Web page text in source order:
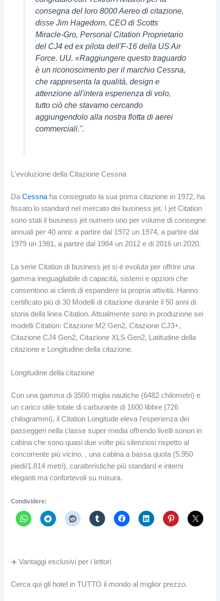
consegna del loro 8000 Aereo di citazione,
disse Jim Hagedorn, CEO di Scotts
Miracle-Gro, Personal Citation Proprietario
del CJ4 ed ex pilota dell'F-16 della US Air
Force. UU. «Raggiungere questo traguardo
è un riconoscimento per il marchio Cessna,
che rappresenta la qualità, design e
attenzione all'intera esperienza di volo,
tutto ciò che stavamo cercando
aggiungendolo alla nostra flotta di aerei
commerciali.".
L'evoluzione della Citazione Cessna
DaCessna ha consegnato la sua prima citazione in 1972, ha
fissato lo standard nel mercato dei business jet. I jet Citation
sono stati il ​​business jet numero uno per volume di consegne
annuali per 40 anni: a partire dal 1972 un 1974, a partire dal
1979 un 1981, a partire dal 1984 un 2012 e di 2016 un 2020.
La serie Citation di business jet si è evoluta per offrire una
gamma ineguagliabile di capacità, sistemi e opzioni che
consentono ai clienti di espandere la propria attività. Hanno
certificato più di 30 Modelli di citazione durante il 50 anni di
storia della linea Citation. Attualmente sono in produzione sei
modelli Citation: Citazione M2 Gen2, Citazione CJ3+,
Citazione CJ4 Gen2, Citazione XLS Gen2, Latitudine della
citazione e Longitudine della citazione.
Longitudine della citazione
Con una gamma di 3500 miglia nautiche (6482 chilometri) e
un carico utile totale di carburante di 1600 libbre (726
chilogrammi), il Citation Longitude eleva l'esperienza dei
passeggeri nella classe super media offrendo livelli sonori in
cabina che sono quasi due volte più silenziosi rispetto al
concorrente più vicino. , una cabina a bassa quota (5.950
piedi/1.814 metri), caratteristiche più standard e interni
eleganti ma confortevoli su misura.
Condividere:
✈️ Vantaggi esclusivi per i lettori
Cerca qui gli hotel in TUTTO il mondo al miglior prezzo.